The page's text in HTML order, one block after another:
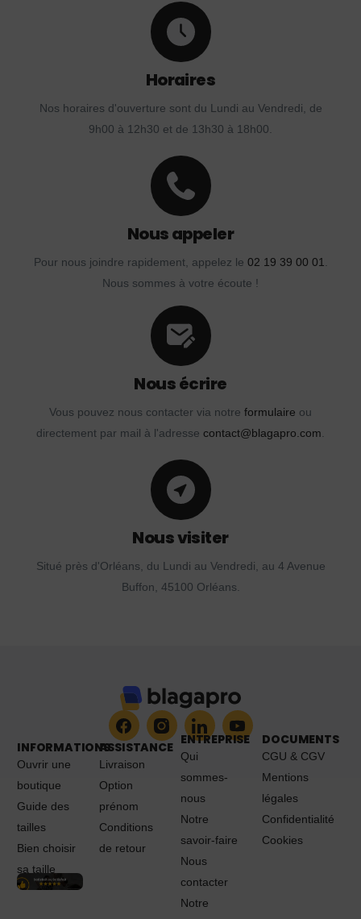
Horaires
Nos horaires d'ouverture sont du Lundi au Vendredi, de
9h00 à 12h30 et de 13h30 à 18h00.
Nous appeler
Pour nous joindre rapidement, appelez le 02 19 39 00 01.
Nous sommes à votre écoute !
Nous écrire
Vous pouvez nous contacter via notre formulaire ou
directement par mail à l'adresse contact@blagapro.com.
Nous visiter
Situé près d'Orléans, du Lundi au Vendredi, au 4 Avenue
Buffon, 45100 Orléans.
INFORMATIONS
Ouvrir une
boutique
Guide des
tailles
Bien choisir
sa taille
ASSISTANCE
Livraison
Option
prénom
Conditions
de retour
ENTREPRISE
Qui
sommes-
nous
Notre
savoir-faire
Nous
contacter
Notre
DOCUMENTS
CGU & CGV
Mentions
légales
Confidentialité
Cookies